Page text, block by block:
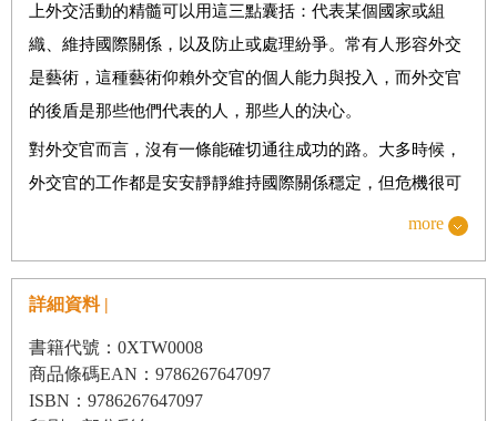
上外交活動的精髓可以用這三點囊括：代表某個國家或組
織、維持國際關係，以及防止或處理紛爭。常有人形容外交
是藝術，這種藝術仰賴外交官的個人能力與投入，而外交官
的後盾是那些他們代表的人，那些人的決心。
對外交官而言，沒有一條能確切通往成功的路。大多時候，
外交官的工作都是安安靜靜維持國際關係穩定，但危機很可
能會隨時爆發，幾天或幾小時內就激烈變化，席捲任何群體
也需要建立同盟關係以及在現存體制內尋找方法。有時則需
要快速解決問題，即使當下掌握的資訊很不完整、不可靠也
一樣。
不管要解決什麼事件，都需要有一定程度的個人能力、外
more
詳細資料 |
書籍代號：0XTW0008
商品條碼EAN：9786267647097
ISBN：9786267647097